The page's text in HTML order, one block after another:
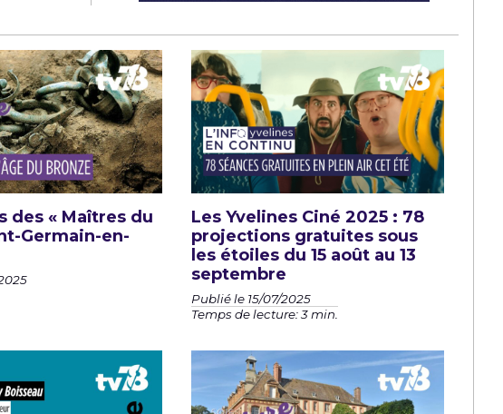
des « Maîtres du
Germain-en-
Les Yvelines Ciné 2025 : 78
projections gratuites sous
les étoiles du 15 août au 13
septembre
Publié le 15/07/2025
Temps de lecture: 3 min.